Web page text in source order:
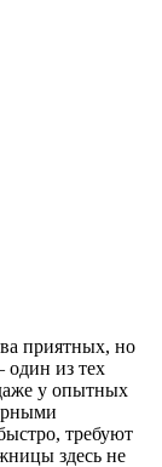
приятных, но
один из тех
у опытных
требуют
здесь не